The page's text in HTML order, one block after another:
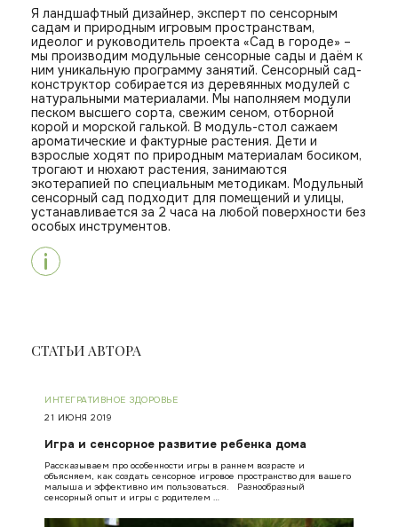
Я ландшафтный дизайнер, эксперт по сенсорным
садам и природным игровым пространствам,
идеолог и руководитель проекта «Сад в городе» –
мы производим модульные сенсорные сады и даём к
ним уникальную программу занятий. Сенсорный сад-
конструктор собирается из деревянных модулей с
натуральными материалами. Мы наполняем модули
песком высшего сорта, свежим сеном, отборной
корой и морской галькой. В модуль-стол сажаем
ароматические и фактурные растения. Дети и
взрослые ходят по природным материалам босиком,
трогают и нюхают растения, занимаются
экотерапией по специальным методикам. Модульный
сенсорный сад подходит для помещений и улицы,
устанавливается за 2 часа на любой поверхности без
особых инструментов.
СТАТЬИ АВТОРА
ИНТЕГРАТИВНОЕ ЗДОРОВЬЕ
21 ИЮНЯ 2019
Игра и сенсорное развитие ребенка дома
Рассказываем про особенности игры в раннем возрасте и
объясняем, как создать сенсорное игровое пространство для вашего
малыша и эффективно им пользоваться. Разнообразный
сенсорный опыт и игры с родителем …